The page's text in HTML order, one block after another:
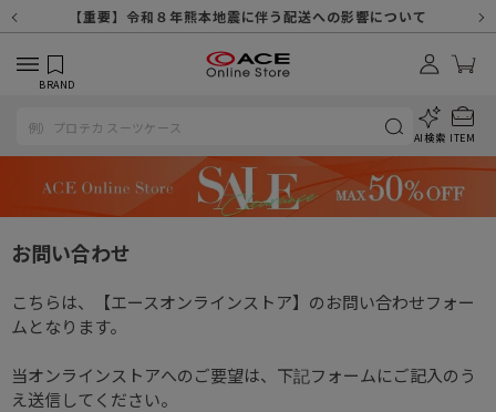
【重要】令和８年熊本地震に伴う配送への影響について
【重要】納品書・領収書ペーパーレス化（電子化）のお知らせ
【重要】天候不良や交通状況・物量増等に伴う配送への影響について
【重要】悪質な詐欺サイトにご注意ください
【重要】各種メールが届かない場合に関しまして
【重要】お問い合わせのご対応に関しまして
【重要】SNSのなりすまし詐欺にご注意ください
BRAND
AI検索 ITEM
お問い合わせ
こちらは、【エースオンラインストア】のお問い合わせフォー
ムとなります。
当オンラインストアへのご要望は、下記フォームにご記入のう
え送信してください。